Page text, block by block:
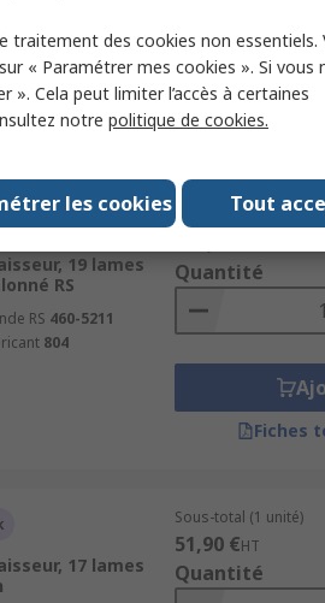
729865 A
Fiches
19 lames
RS
RS 460-5211
804
Sous-total (1 unité)
Quantité
Fiches
17 lames
Sous-total (1 unité)
51,90 €HT
Quantité
traitement des cookies non essentiels.
« Paramétrer mes cookies ». Si vous
». Cela peut limiter l’accès à certaines
notre politique de cookies.
Tout
les cookies